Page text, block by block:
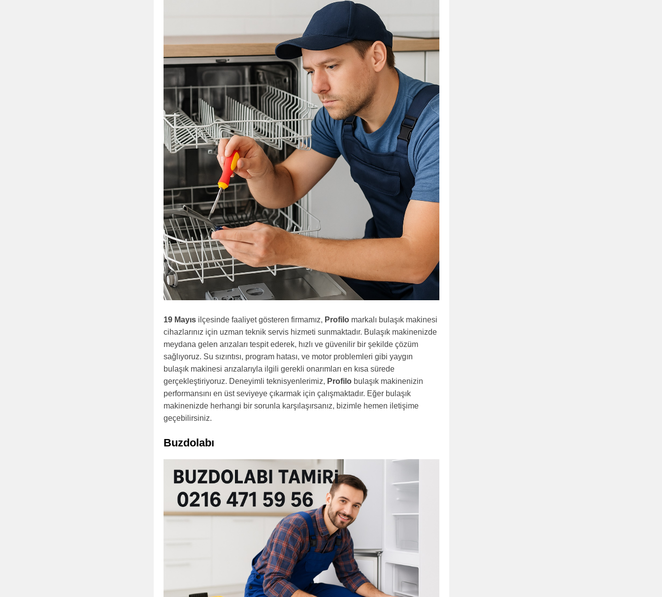
19 Mayıs ilçesinde faaliyet gösteren firmamız, Profilo markalı bulaşık makinesi
cihazlarınız için uzman teknik servis hizmeti sunmaktadır. Bulaşık makinenizde
meydana gelen arızaları tespit ederek, hızlı ve güvenilir bir şekilde çözüm
sağlıyoruz. Su sızıntısı, program hatası, ve motor problemleri gibi yaygın
bulaşık makinesi arızalarıyla ilgili gerekli onarımları en kısa sürede
gerçekleştiriyoruz. Deneyimli teknisyenlerimiz, Profilo bulaşık makinenizin
performansını en üst seviyeye çıkarmak için çalışmaktadır. Eğer bulaşık
makinenizde herhangi bir sorunla karşılaşırsanız, bizimle hemen iletişime
geçebilirsiniz.
Buzdolabı